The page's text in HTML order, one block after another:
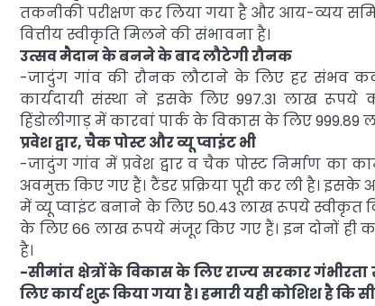
तकनीकी परीक्षण कर लिया गया है और आय-व्यय
वित्तीय स्वीकृति मिलने की संभावना है।
उत्सव मैदान के बनने के बाद लौटेगी रौनक
-जादुंग गांव की रौनक लौटाने के लिए हर संभव
कार्यदायी संस्था ने इसके लिए 997.31 लाख रूपये
हिंडोलीगाड़ में कारवां पार्क के विकास के लिए
प्रवेश द्वार, चैक पोस्ट और व्यू प्वाइंट भी
-जादुंग गांव में प्रवेश द्वार व चैक पोस्ट निर्माण का
अवमुक्त किए गए हैं। टैंडर प्रक्रिया पूरी कर ली है। इसके
में व्यू प्वाइंट बनाने के लिए 50.43 लाख रूपये स्वीकृत
के लिए 66 लाख रूपये मंजूर किए गए हैं। इन दोनों ही
है।
-सीमांत क्षेत्रों के विकास के लिए राज्य सरकार
लिए कार्य शुरू किया गया है। हमारी यही कोशिश है